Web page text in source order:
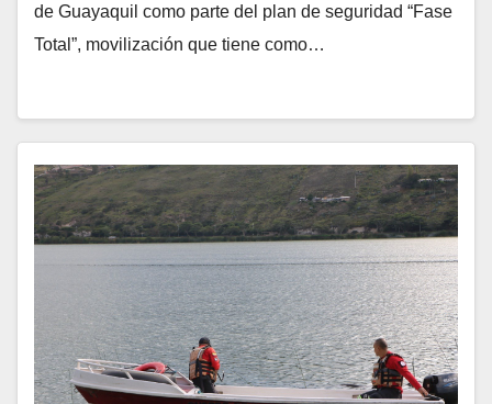
de Guayaquil como parte del plan de seguridad “Fase
Total”, movilización que tiene como…